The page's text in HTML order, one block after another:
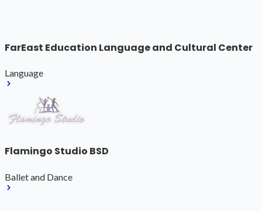
FarEast Education Language and Cultural Center
Language
Flamingo Studio BSD
Ballet and Dance